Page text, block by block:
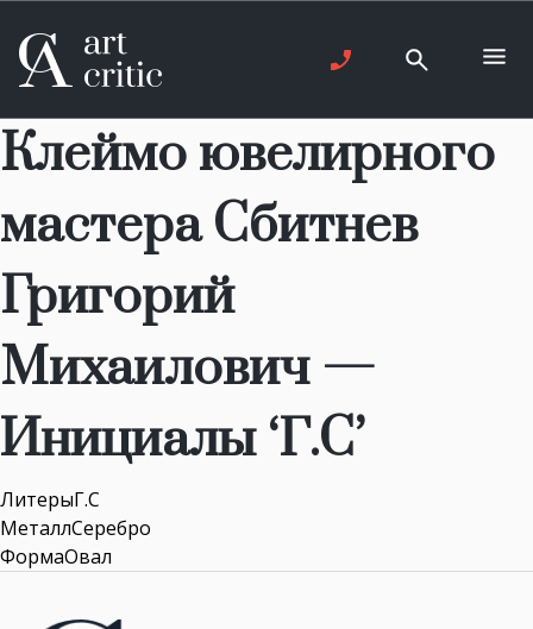
Клеймо ювелирного
мастера Сбитнев
Григорий
Михаилович —
Инициалы ‘Г.С’
ЛитерыГ.С
МеталлСеребро
ФормаОвал